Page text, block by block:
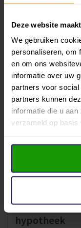
Deze website
We gebruiken
personaliseren, om
en om ons
informatie over uw
partners voor
partners kunnen
informatie die u
verzameld op basis
7%. De looptijd is
dit een passende
hogere rente past
De
gemeente
Veel gemeenten
het
voorwaarden,
deze lening als
kun je zowel
energielasten.
beschikbaar is en
hypotheek